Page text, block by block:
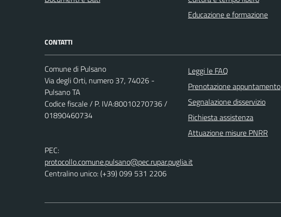
Educazione e formazione
CONTATTI
Comune di Pulsano
Via degli Orti, numero 37, 74026 -
Pulsano TA
Codice fiscale / P. IVA:80010270736 /
01890460734
PEC:
protocollo.comune.pulsano@pec.rupar.puglia.it
Centralino unico: (+39) 099 531 2206
Leggi le FAQ
Prenotazione appuntamento
Segnalazione disservizio
Richiesta assistenza
Attuazione misure PNRR